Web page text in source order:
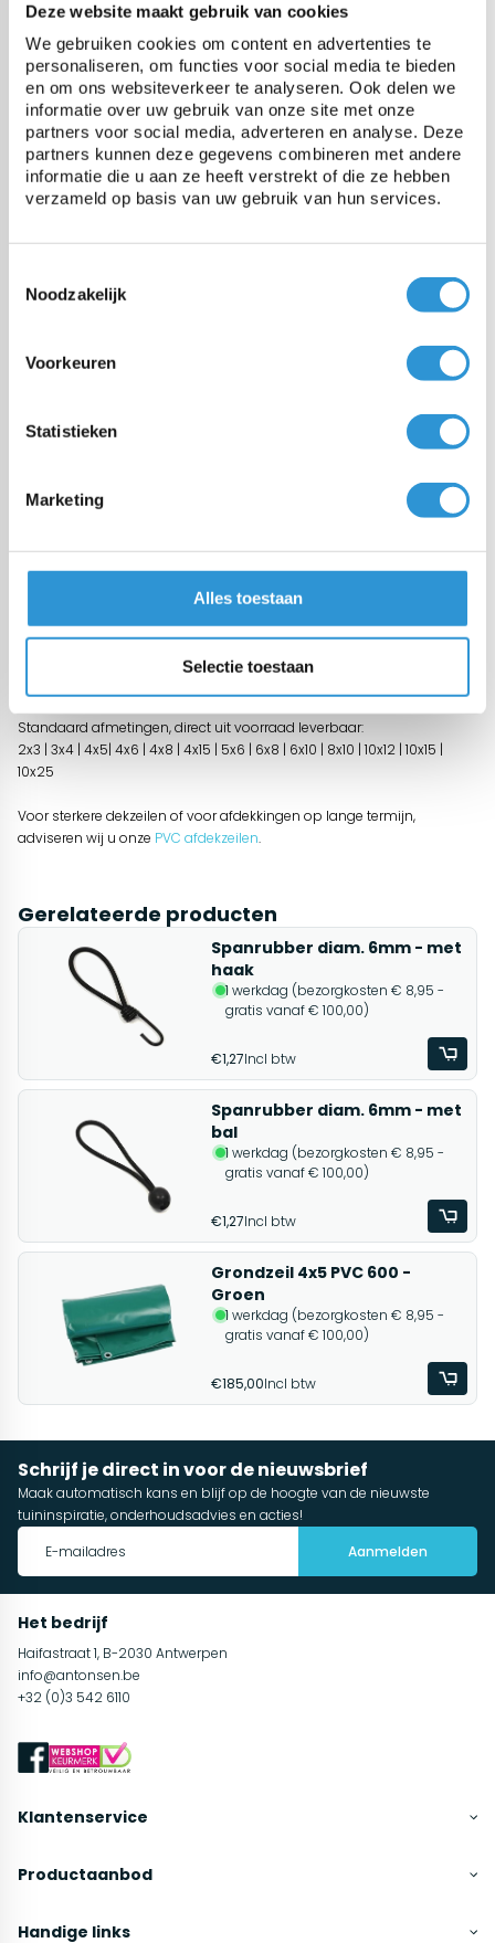
Deze website maakt gebruik van cookies
We gebruiken cookies om content en advertenties te
personaliseren, om functies voor social media te bieden
en om ons websiteverkeer te analyseren. Ook delen we
informatie over uw gebruik van onze site met onze
partners voor social media, adverteren en analyse. Deze
partners kunnen deze gegevens combineren met andere
informatie die u aan ze heeft verstrekt of die ze hebben
verzameld op basis van uw gebruik van hun services.
Noodzakelijk
Voorkeuren
Statistieken
Marketing
Alles toestaan
Selectie toestaan
Materiaal
HDPE bandjesweefsel, LDPE
coating
Gewicht 150 gr/m²
Treksterkte 750 N/5cm
Scheurweerstand 140 N
Vragen over dit product:
Omschrijving
Lichtgewicht PE dekzeilen 150 gr/m² zijn geschikt voor standaard
afdekkingen op korte termijn (max. 12 maanden in West Europees
Deze afdekzeilen worden vaak gebruikt voor het inpakken van
goederen tijdens transport of het tijdelijk afdekken van
Standaard afmetingen, direct uit voorraad leverbaar:
2x3 | 3x4 | 4x5| 4x6 | 4x8 | 4x15 | 5x6 | 6x8 | 6x10 | 8x10 | 10x12 | 10x15 |
10x25
Voor sterkere dekzeilen of voor afdekkingen op lange termijn,
adviseren wij u onze PVC afdekzeilen.
Gerelateerde producten
Spanrubber diam. 6mm - met
haak
1 werkdag (bezorgkosten € 8,95 -
gratis vanaf € 100,00)
€1,27Incl btw
Spanrubber diam. 6mm - met
bal
1 werkdag (bezorgkosten € 8,95 -
gratis vanaf € 100,00)
€1,27Incl btw
Grondzeil 4x5 PVC 600 -
Groen
1 werkdag (bezorgkosten € 8,95 -
gratis vanaf € 100,00)
€185,00Incl btw
Schrijf je direct in voor de nieuwsbrief
Maak automatisch kans en blijf op de hoogte van de nieuwste
tuininspiratie, onderhoudsadvies en acties!
Aanmelden
Het bedrijf
Haifastraat 1, B-2030 Antwerpen
info@antonsen.be
+32 (0)3 542 6110
Klantenservice
Productaanbod
Handige links